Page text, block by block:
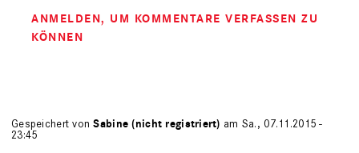
ANMELDEN, UM KOMMENTARE VERFASSEN ZU
KÖNNEN
Gespeichert vonSabine (nicht registriert) am Sa., 07.11.2015 -
23:45